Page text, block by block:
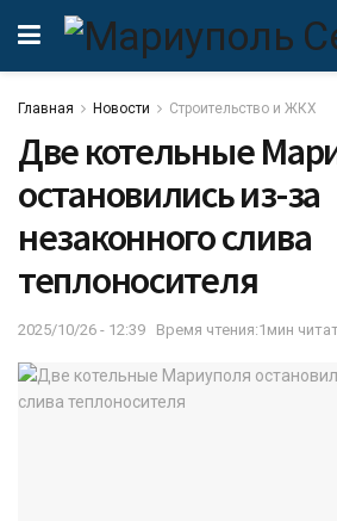
Главная Новости Строительство и ЖКХ
Две котельные
остановились из-за
незаконного слива
теплоносителя
2025/10/26 - 12:39 Время чтения:1мин